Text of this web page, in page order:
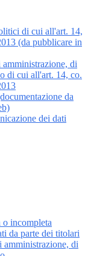
di cui all'art. 14,
(da pubblicare in
di
di cui all'art. 14, co.
da
dei dati
o incompleta
da parte dei titolari
di